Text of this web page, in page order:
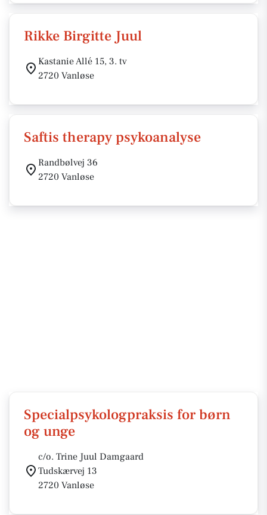
Rikke Birgitte Juul
Kastanie Allé 15, 3. tv
2720 Vanløse
Saftis therapy psykoanalyse
Randbølvej 36
2720 Vanløse
Specialpsykologpraksis for børn
og unge
c/o. Trine Juul Damgaard
Tudskærvej 13
2720 Vanløse